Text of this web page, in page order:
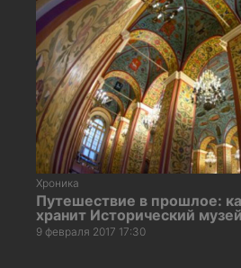
Хроника
Путешествие в прошлое:
хранит Исторический музей
9 февраля 2017 17:30